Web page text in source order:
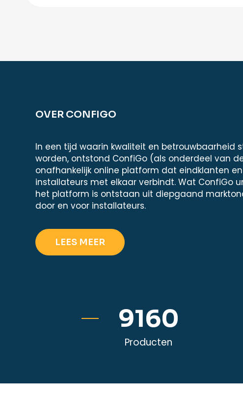
OVER CONFIGO
In een tijd waarin kwaliteit en betrouwbaarheid
worden, ontstond ConfiGo (als onderdeel van
onafhankelijk online platform dat eindklanten
installateurs met elkaar verbindt. Wat ConfiGo
het platform is ontstaan uit diepgaand
door en voor installateurs.
LEES MEER
Producten
39493